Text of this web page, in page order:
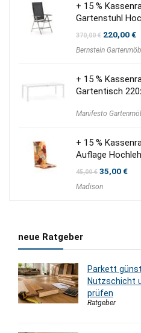
+ 15 %
Gartenstuhl
370,00€
war:
220,00€
Bernstein
+ 15 %
Gartentisch
Manifesto
+ 15 %
Auflage
45,00€
war:
35,00€
Madison
neue Ratgeber
Parkett
Nutzschicht
prüfen
Ratgeber